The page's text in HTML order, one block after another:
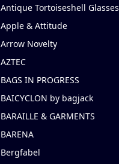
Antique Tortoiseshell Glasses
Apple & Attitude
Arrow Novelty
AZTEC
BAGS IN PROGRESS
BAICYCLON by bagjack
BARAILLE & GARMENTS
BARENA
Bergfabel